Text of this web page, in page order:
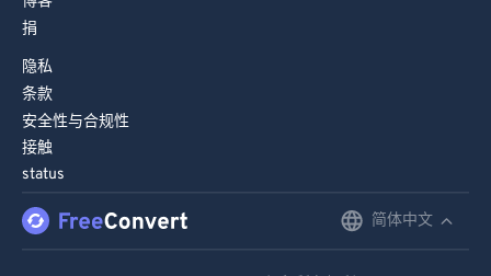
捐
隐私
条款
安全性与合规性
接触
status
简体中文